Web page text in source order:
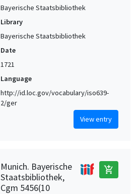
Bayerische Staatsbibliothek
Library
Bayerische Staatsbibliothek
Date
1721
Language
http://id.loc.gov/vocabulary/iso639-
2/ger
View entry
Munich. Bayerische
Staatsbibliothek,
Cgm 5456(10
add_shopping_cart